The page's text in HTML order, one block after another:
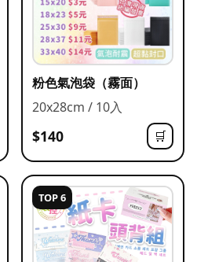
粉色氣泡袋（霧面）
20x28cm / 10入
$140 🛒
TOP 6